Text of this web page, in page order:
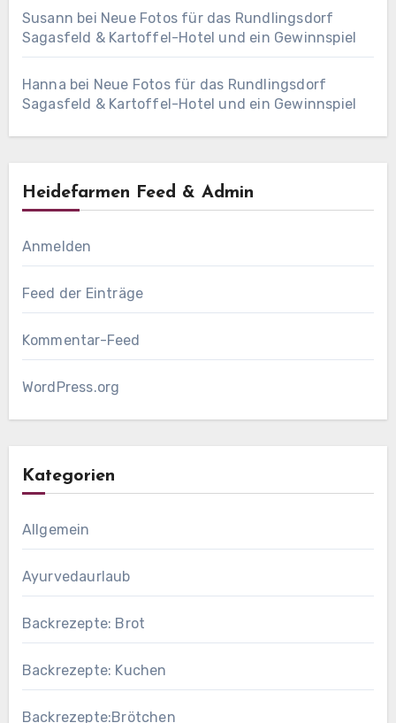
Susann bei Neue Fotos für das Rundlingsdorf
Sagasfeld & Kartoffel-Hotel und ein Gewinnspiel
Hanna bei Neue Fotos für das Rundlingsdorf
Sagasfeld & Kartoffel-Hotel und ein Gewinnspiel
Heidefarmen Feed & Admin
Anmelden
Feed der Einträge
Kommentar-Feed
WordPress.org
Kategorien
Allgemein
Ayurvedaurlaub
Backrezepte: Brot
Backrezepte: Kuchen
Backrezepte:Brötchen